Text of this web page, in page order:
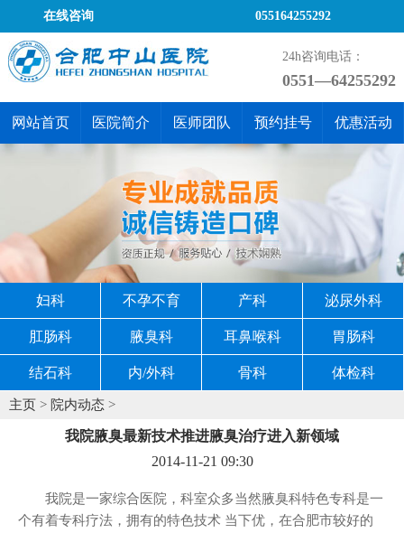
24h咨询电话：
0551—64255292
网站首页 医院简介 医师团队 预约挂号 优惠活动
妇科 不孕不育 产科 泌尿外科
肛肠科 腋臭科 耳鼻喉科 胃肠科
结石科 内/外科 骨科 体检科
主页 > 院内动态 >
我院腋臭最新技术推进腋臭治疗进入新领域
2014-11-21 09:30
我院是一家综合医院，科室众多当然腋臭科特色专科是一
个有着专科疗法，拥有的特色技术 当下优，在合肥市较好的
在线咨询 055164255292